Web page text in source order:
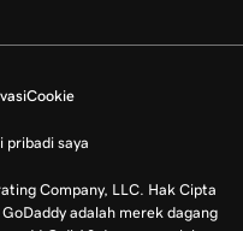
Cookie
pribadi saya
Company, LLC. Hak Cipta
adalah merek dagang